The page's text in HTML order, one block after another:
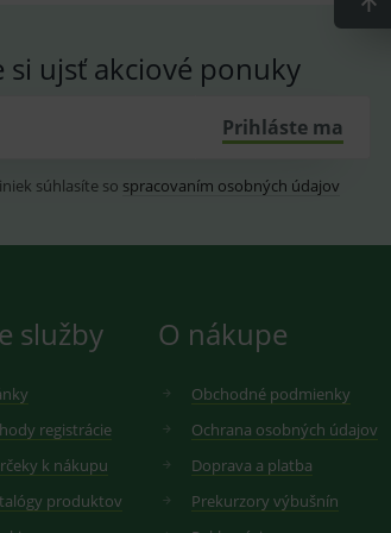
si ujsť akciové ponuky
Prihláste ma
súhlasíte so spracovaním osobných údajov
služby
registrácie
k nákupu
produktov
O nákupe
Obchodné podmienky
Ochrana osobných údajov
Doprava a platba
Prekurzory výbušnín